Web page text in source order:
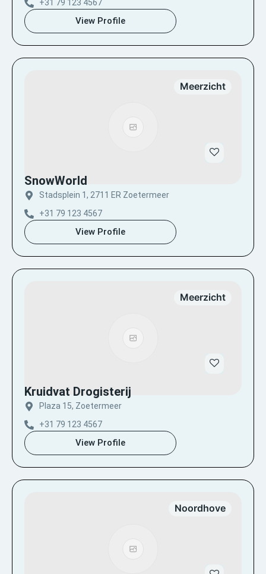
+31 79 123 4567
View Profile
Meerzicht
SnowWorld
Stadsplein 1, 2711 ER Zoetermeer
+31 79 123 4567
View Profile
Meerzicht
Kruidvat Drogisterij
Plaza 15, Zoetermeer
+31 79 123 4567
View Profile
Noordhove